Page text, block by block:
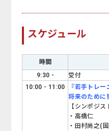
スケジュール
時間
9:30 -
受付
10:00 - 11:00
『若手トレ
将来のために
【シンポジス
・高橋仁
・田村尚之(